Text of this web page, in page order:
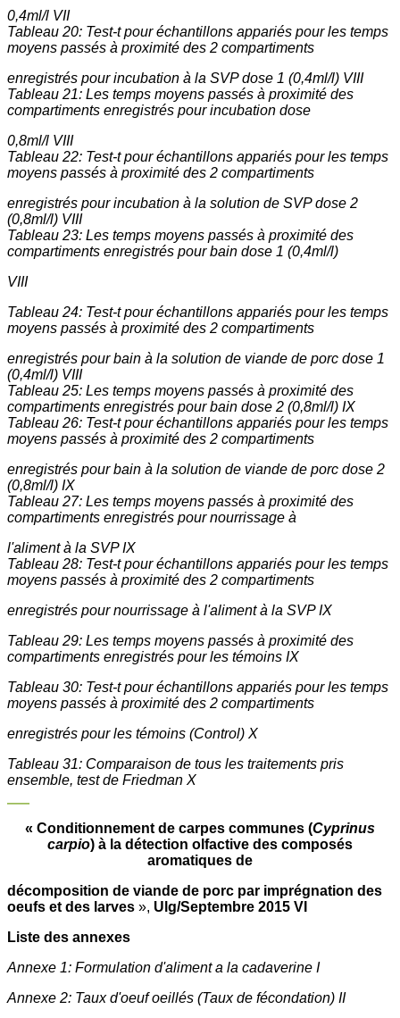
0,4ml/l VII
Tableau 20: Test-t pour échantillons appariés pour les temps
moyens passés à proximité des 2 compartiments
enregistrés pour incubation à la SVP dose 1 (0,4ml/l) VIII
Tableau 21: Les temps moyens passés à proximité des
compartiments enregistrés pour incubation dose
0,8ml/l VIII
Tableau 22: Test-t pour échantillons appariés pour les temps
moyens passés à proximité des 2 compartiments
enregistrés pour incubation à la solution de SVP dose 2
(0,8ml/l) VIII
Tableau 23: Les temps moyens passés à proximité des
compartiments enregistrés pour bain dose 1 (0,4ml/l)
VIII
Tableau 24: Test-t pour échantillons appariés pour les temps
moyens passés à proximité des 2 compartiments
enregistrés pour bain à la solution de viande de porc dose 1
(0,4ml/l) VIII
Tableau 25: Les temps moyens passés à proximité des
compartiments enregistrés pour bain dose 2 (0,8ml/l) IX
Tableau 26: Test-t pour échantillons appariés pour les temps
moyens passés à proximité des 2 compartiments
enregistrés pour bain à la solution de viande de porc dose 2
(0,8ml/l) IX
Tableau 27: Les temps moyens passés à proximité des
compartiments enregistrés pour nourrissage à
l'aliment à la SVP IX
Tableau 28: Test-t pour échantillons appariés pour les temps
moyens passés à proximité des 2 compartiments
enregistrés pour nourrissage à l'aliment à la SVP IX
Tableau 29: Les temps moyens passés à proximité des
compartiments enregistrés pour les témoins IX
Tableau 30: Test-t pour échantillons appariés pour les temps
moyens passés à proximité des 2 compartiments
enregistrés pour les témoins (Control) X
Tableau 31: Comparaison de tous les traitements pris
ensemble, test de Friedman X
« Conditionnement de carpes communes (Cyprinus
carpio) à la détection olfactive des composés
aromatiques de
décomposition de viande de porc par imprégnation des
oeufs et des larves », Ulg/Septembre 2015 VI
Liste des annexes
Annexe 1: Formulation d'aliment a la cadaverine I
Annexe 2: Taux d'oeuf oeillés (Taux de fécondation) II